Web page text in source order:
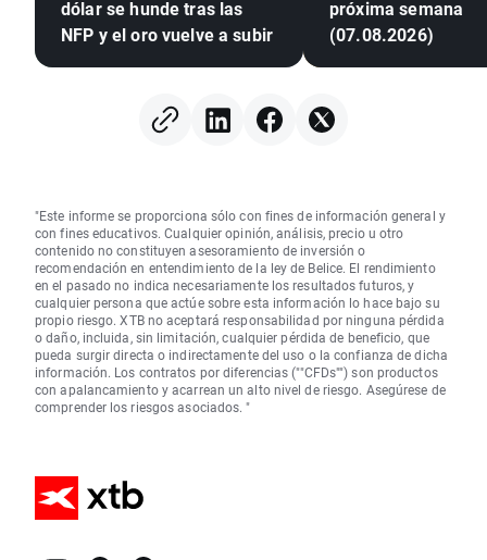
dólar se hunde tras las
NFP y el oro vuelve a subir
próxima semana
(07.08.2026)
"Este informe se proporciona sólo con fines de información general y
con fines educativos. Cualquier opinión, análisis, precio u otro
contenido no constituyen asesoramiento de inversión o
recomendación en entendimiento de la ley de Belice. El rendimiento
en el pasado no indica necesariamente los resultados futuros, y
cualquier persona que actúe sobre esta información lo hace bajo su
propio riesgo. XTB no aceptará responsabilidad por ninguna pérdida
o daño, incluida, sin limitación, cualquier pérdida de beneficio, que
pueda surgir directa o indirectamente del uso o la confianza de dicha
información. Los contratos por diferencias (""CFDs"") son productos
con apalancamiento y acarrean un alto nivel de riesgo. Asegúrese de
comprender los riesgos asociados. "